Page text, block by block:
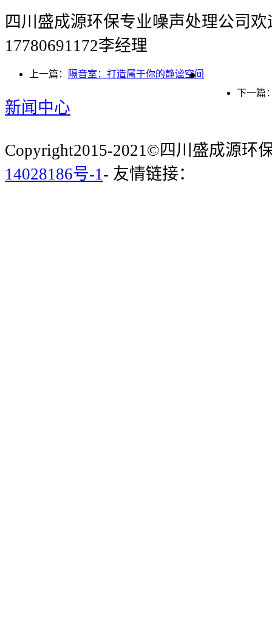
四川盛成源环保专业噪声处理公司
17780691172李经理
上一篇：
隔音室：打造属于你的静谧空间
下一篇
新闻中心
Copyright2015-2021©四川盛成源环
14028186号-1 - 友情链接：